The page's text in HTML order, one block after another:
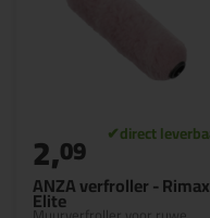
ANZA verfroller - Rimax
Elite
2,09